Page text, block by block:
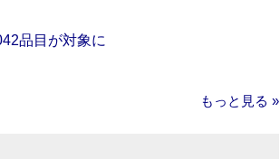
品目が対象に
もっと見る »